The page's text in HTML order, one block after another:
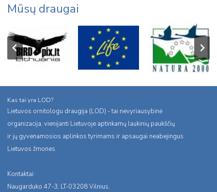
Mūsų draugai
Kas tai yra LOD?
Lietuvos ornitologu draugija (LOD) - tai nevyriausybinė
organizacija, vienijanti Lietuvoje aptinkamų laukinių paukščių
ir jų gyvenamosios aplinkos tyrimams ir apsaugai neabejingus
Lietuvos žmones.
Kontaktai:
Naugarduko 47-3, LT-03208 Vilnius,